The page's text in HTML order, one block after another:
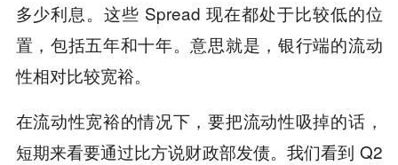
多少利息。这些 Spread 现在都处于比较低的位
置，包括五年和十年。意思就是，银行端的流动
性相对比较宽裕。
在流动性宽裕的情况下，要把流动性吸掉的话，
短期来看要通过比方说财政部发债。我们看到 Q2